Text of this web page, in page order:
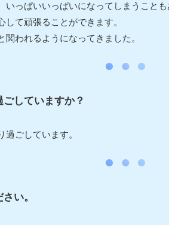
いっぱいいっぱいになってしまうこと
て頑張ることができます。
われるようになってきました。
していますか？
ごしています。
い。